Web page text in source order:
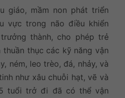
giáo, mầm non phát triển
vực trong não điều khiển
thành, cho phép trẻ
thục các kỹ năng vận
ném, leo trèo, đá, nhảy, và
như xâu chuỗi hạt, vẽ và
tuổi trở đi đã có thể vận